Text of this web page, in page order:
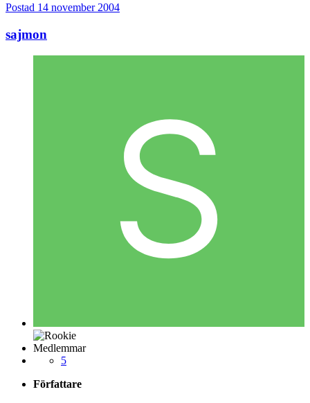
Postad 14 november 2004
sajmon
Medlemmar
5
Författare